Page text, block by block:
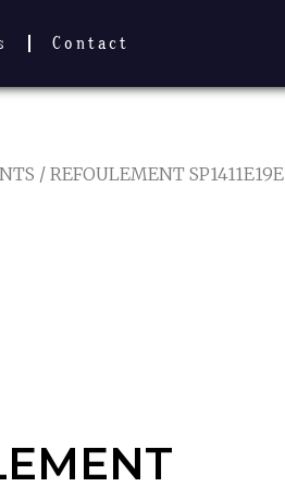
Contact
/ REFOULEMENT SP1411E19E